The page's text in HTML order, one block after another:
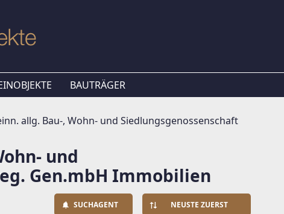
BAUTRÄGER
allg. Bau-, Wohn- und Siedlungsgenossenschaft
und
Gen.mbH Immobilien
SUCHAGENT NEUSTE ZUERST